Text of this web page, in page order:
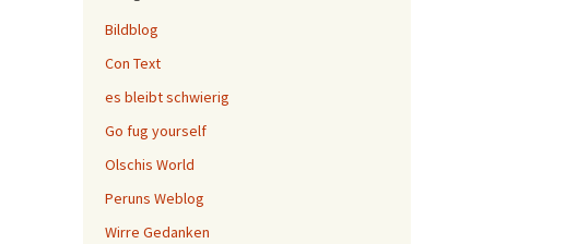
Bildblog
Con Text
es bleibt schwierig
Go fug yourself
Olschis World
Peruns Weblog
Wirre Gedanken